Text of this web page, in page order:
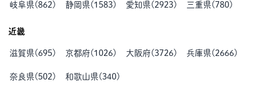
岐阜県(862 ) 静岡県( 1583) 愛知県( 2923) 三重県( 780)
近畿
滋賀県( 695) 京都府( 1026) 大阪府(3726) 兵庫県( 2666)
奈良県( 502 ) 和歌山県(340)